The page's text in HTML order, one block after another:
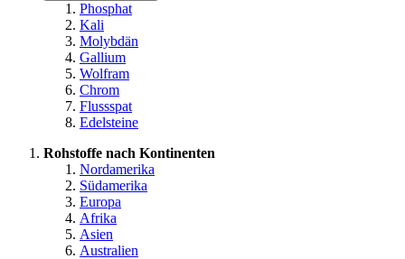
Phosphat
Kali
Molybdän
Gallium
Wolfram
Chrom
Flussspat
Edelsteine
Rohstoffe nach Kontinenten
Nordamerika
Südamerika
Europa
Afrika
Asien
Australien